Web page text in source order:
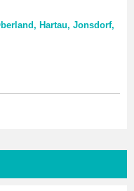
, Hartau, Jonsdorf,